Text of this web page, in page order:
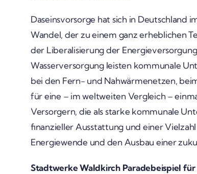
Daseins­vor­sorge hat sich in Deutsch­land
Wandel, der zu einem ganz erheb­li­chen
der Libe­ra­li­sie­rung der
Wasser­ver­sor­gung leisten kommu­nale
bei den Fern- und Nahwär­me­netzen,
für eine – im welt­weiten Vergleich –
Versor­gern, die als starke kommu­nale
finan­zi­eller Ausstat­tung und einer
Ener­gie­wende und den Ausbau einer
Stadt­werke Wald­kirch Para­de­bei­spiel